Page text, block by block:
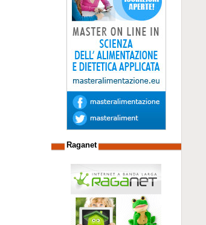
Raganet